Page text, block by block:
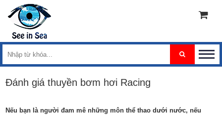
Đánh giá thuyền bơm hơi Racing
Nếu bạn là người đam mê những môn thể thao dưới nước, nếu